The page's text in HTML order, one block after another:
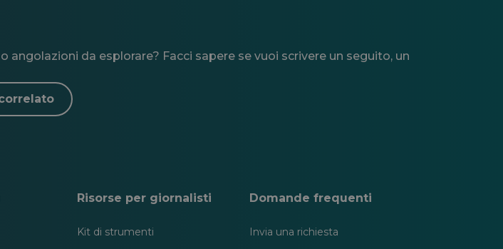
da esplorare? Facci sapere se vuoi scrivere un seguito, un
Risorse per giornalisti
Kit di strumenti
Domande frequenti
Invia una richiesta